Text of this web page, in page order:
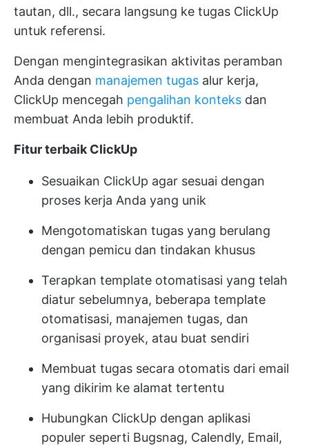
tautan, dll., secara langsung ke tugas ClickUp
untuk referensi.
Dengan mengintegrasikan aktivitas peramban
Anda dengan manajemen tugas alur kerja,
ClickUp mencegah pengalihan konteks dan
membuat Anda lebih produktif.
Fitur terbaik ClickUp
Sesuaikan ClickUp agar sesuai dengan
proses kerja Anda yang unik
Mengotomatiskan tugas yang berulang
dengan pemicu dan tindakan khusus
Terapkan template otomatisasi yang telah
diatur sebelumnya, beberapa template
otomatisasi, manajemen tugas, dan
organisasi proyek, atau buat sendiri
Membuat tugas secara otomatis dari email
yang dikirim ke alamat tertentu
Hubungkan ClickUp dengan aplikasi
populer seperti Bugsnag, Calendly, Email,